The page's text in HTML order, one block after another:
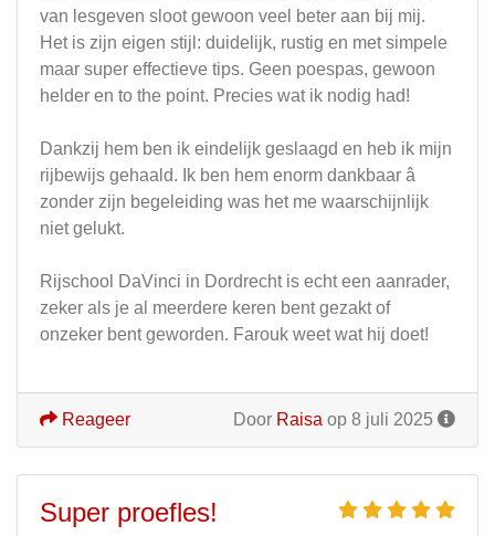
van lesgeven sloot gewoon veel beter aan bij mij.
Het is zijn eigen stijl: duidelijk, rustig en met simpele
maar super effectieve tips. Geen poespas, gewoon
helder en to the point. Precies wat ik nodig had!
Dankzij hem ben ik eindelijk geslaagd en heb ik mijn
rijbewijs gehaald. Ik ben hem enorm dankbaar â
zonder zijn begeleiding was het me waarschijnlijk
niet gelukt.
Rijschool DaVinci in Dordrecht is echt een aanrader,
zeker als je al meerdere keren bent gezakt of
onzeker bent geworden. Farouk weet wat hij doet!
Door Raisa op 8 juli 2025
Reageer
Super proefles!